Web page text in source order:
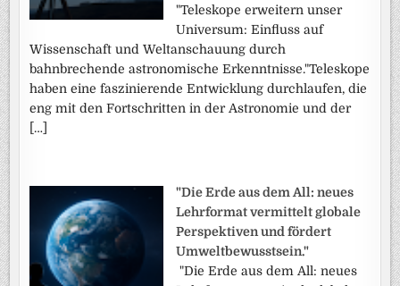
"Teleskope erweitern unser
Universum: Einfluss auf
Wissenschaft und Weltanschauung durch
bahnbrechende astronomische Erkenntnisse."Teleskope
haben eine faszinierende Entwicklung durchlaufen, die
eng mit den Fortschritten in der Astronomie und der
[…]
"Die Erde aus dem All: neues
Lehrformat vermittelt globale
Perspektiven und fördert
Umweltbewusstsein."
"Die Erde aus dem All: neues